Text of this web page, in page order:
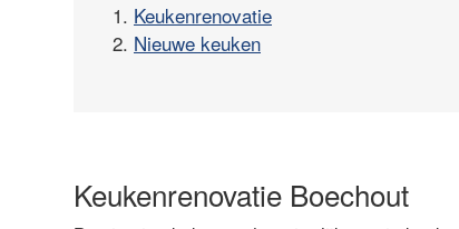
1. Keukenrenovatie
2. Nieuwe keuken
Keukenrenovatie Boechout